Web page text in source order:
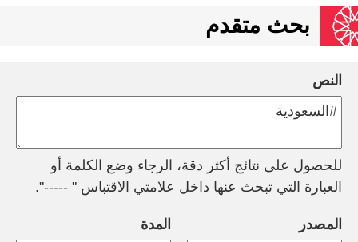
بحث متقدم
النص
للحصول على نتائج أكثر دقة، الرجاء وضع الكلمة أو
العبارة التي تبحث عنها داخل علامتي الاقتباس " -----".
المصدر المدة